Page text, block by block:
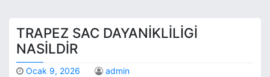
TRAPEZ SAC DAYANIKLILIGI
NASILDIR
Ocak 9, 2026 admin